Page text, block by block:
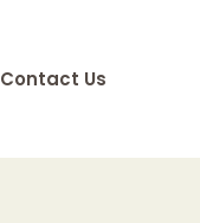
Contact Us